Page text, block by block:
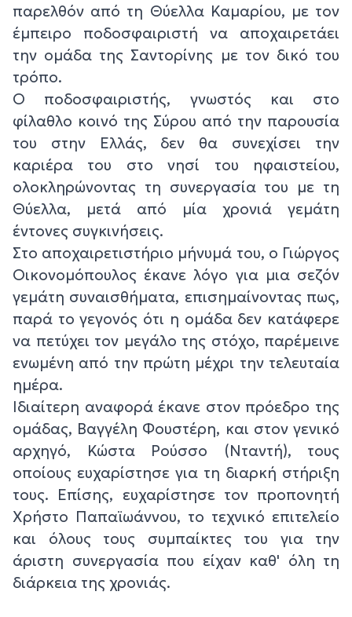
παρελθόν από τη Θύελλα Καμαρίου, με τον
έμπειρο ποδοσφαιριστή να αποχαιρετάει
την ομάδα της Σαντορίνης με τον δικό του
τρόπο.
Ο ποδοσφαιριστής, γνωστός και στο
φίλαθλο κοινό της Σύρου από την παρουσία
του στην Ελλάς, δεν θα συνεχίσει την
καριέρα του στο νησί του ηφαιστείου,
ολοκληρώνοντας τη συνεργασία του με τη
Θύελλα, μετά από μία χρονιά γεμάτη
έντονες συγκινήσεις.
Στο αποχαιρετιστήριο μήνυμά του, ο Γιώργος
Οικονομόπουλος έκανε λόγο για μια σεζόν
γεμάτη συναισθήματα, επισημαίνοντας πως,
παρά το γεγονός ότι η ομάδα δεν κατάφερε
να πετύχει τον μεγάλο της στόχο, παρέμεινε
ενωμένη από την πρώτη μέχρι την τελευταία
ημέρα.
Ιδιαίτερη αναφορά έκανε στον πρόεδρο της
ομάδας, Βαγγέλη Φουστέρη, και στον γενικό
αρχηγό, Κώστα Ρούσσο (Νταντή), τους
οποίους ευχαρίστησε για τη διαρκή στήριξη
τους. Επίσης, ευχαρίστησε τον προπονητή
Χρήστο Παπαϊωάννου, το τεχνικό επιτελείο
και όλους τους συμπαίκτες του για την
άριστη συνεργασία που είχαν καθ' όλη τη
διάρκεια της χρονιάς.